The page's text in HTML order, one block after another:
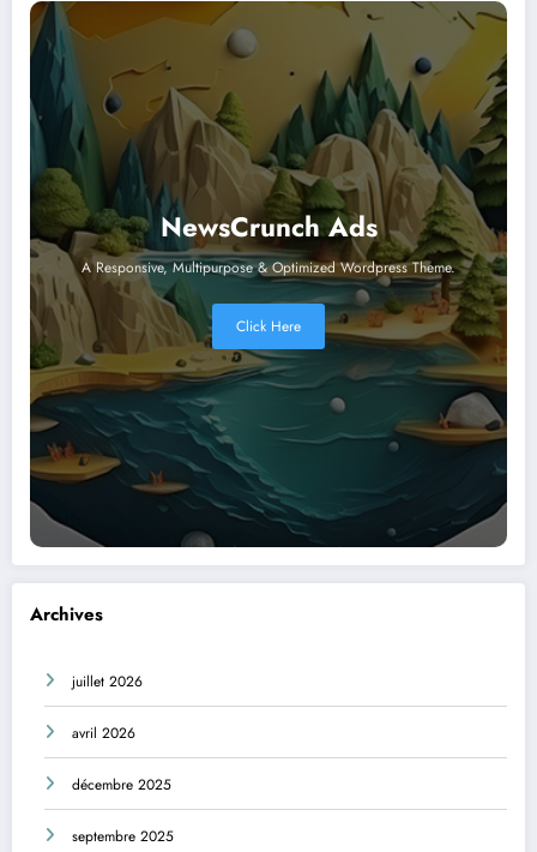
NewsCrunch Ads
A Responsive, Multipurpose & Optimized Wordpress Theme.
Click Here
Archives
juillet 2026
avril 2026
décembre 2025
septembre 2025